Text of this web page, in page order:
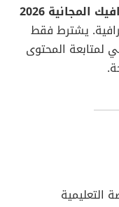
2026
يشترط فقط
لمتابعة المحتوى
التعليمية